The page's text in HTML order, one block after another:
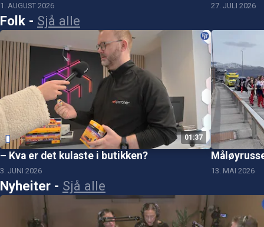
1. AUGUST 2026 27. JULI 2026
Folk - Sjå alle
01:37
– Kva er det kulaste i butikken?
3. JUNI 2026 13. MAI 2026
Nyheiter - Sjå alle